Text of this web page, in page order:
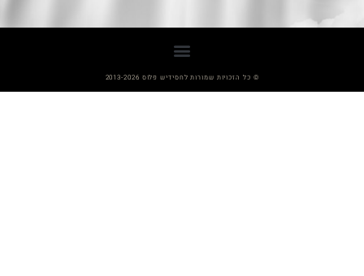
© כל הזכויות שמורות לחסידיש פלוס 2013-2026